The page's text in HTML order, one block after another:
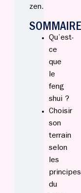
zen.
SOMMAIRE
Qu’est-
ce
que
le
feng
shui ?
Choisir
son
terrain
selon
les
principes
du